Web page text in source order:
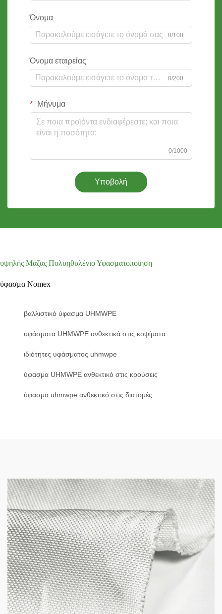
Όνομα
0/100
Όνομα εταιρείας
0/200
Μήνυμα
0/1000
Υποβολή
υψηλής Μάζας Πολυηθυλένιο Υφασματοποίηση
ύφασμα Nomex
βαλλιστικό ύφασμα UHMWPE
υφάσματα UHMWPE ανθεκτικά στις κοψίματα
ιδιότητες υφάσματος uhmwpe
ύφασμα UHMWPE ανθεκτικό στις κρούσεις
ύφασμα uhmwpe ανθεκτικό στις διατομές